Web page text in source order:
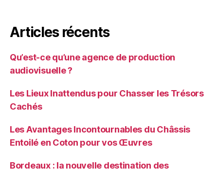
Articles récents
Qu’est-ce qu’une agence de production
audiovisuelle ?
Les Lieux Inattendus pour Chasser les Trésors
Cachés
Les Avantages Incontournables du Châssis
Entoilé en Coton pour vos Œuvres
Bordeaux : la nouvelle destination des